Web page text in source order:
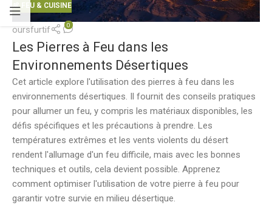
🍖 FEU & CUISINE
oursfurtif 0
Les Pierres à Feu dans les
Environnements Désertiques
Cet article explore l'utilisation des pierres à feu dans les
environnements désertiques. Il fournit des conseils pratiques
pour allumer un feu, y compris les matériaux disponibles, les
défis spécifiques et les précautions à prendre. Les
températures extrêmes et les vents violents du désert
rendent l'allumage d'un feu difficile, mais avec les bonnes
techniques et outils, cela devient possible. Apprenez
comment optimiser l'utilisation de votre pierre à feu pour
garantir votre survie en milieu désertique.